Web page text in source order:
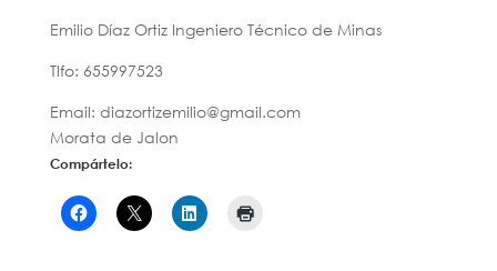
Emilio Díaz Ortiz Ingeniero Técnico de Minas
Tlfo: 655997523
Email: diazortizemilio@gmail.com
Morata de Jalon
Compártelo: